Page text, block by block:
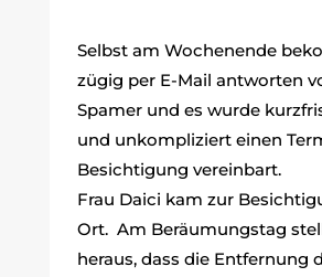
Selbst am Wochenende
zügig per E-Mail antworten
Spamer und es wurde
und unkompliziert einen
Besichtigung vereinbart.
Frau Daici kam zur
Ort. Am Beräumungstag
heraus, dass die Entfernung